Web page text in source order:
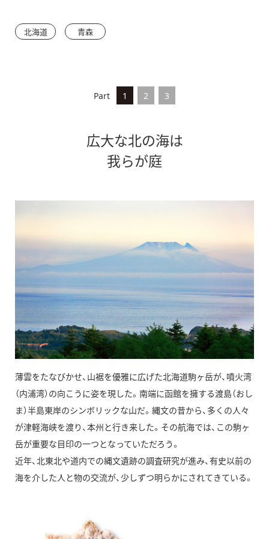
北海道 青森
Part 1 2 3
広大な北の海は
我らが庭
薄雲をたなびかせ、山裾を優雅に広げた北海道駒ヶ岳が、噴火湾
（内浦湾）の向こうに姿を現した。南端に函館を擁する渡島（おし
ま）半島東岸のシンボリックな山だ。縄文の昔から、多くの人々
が津軽海峡を渡り、本州と行き来した。その航海では、この駒ヶ
岳が重要な目印の一つとなっていただろう。
近年、北東北や道内での縄文遺跡の調査研究が進み、有史以前の
海を介した人と物の交流が、少しずつ明らかにされてきている。